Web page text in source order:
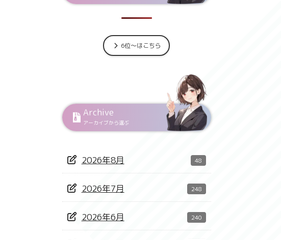
6位～はこちら
Archive
アーカイブから選ぶ
2026年8月 48
2026年7月 248
2026年6月 240